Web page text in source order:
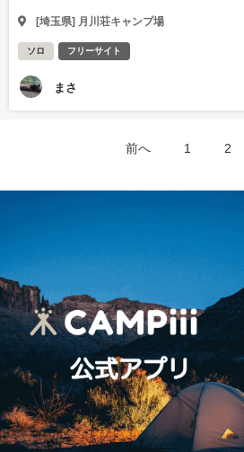
[埼玉県] 月川荘キャンプ場
ソロ フリーサイト
まさ
前へ 1 2